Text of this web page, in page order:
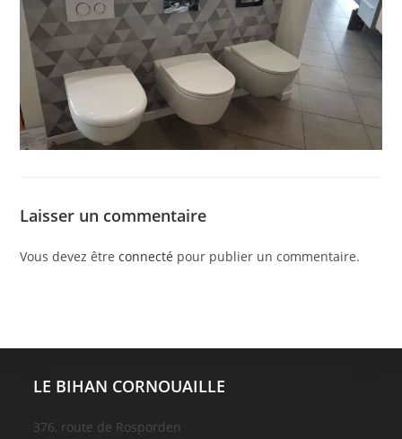
Laisser un commentaire
Vous devez êtreconnecté pour publier un commentaire.
LE BIHAN CORNOUAILLE
376, route de Rosporden